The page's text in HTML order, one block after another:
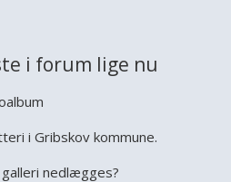
i forum lige nu
i Gribskov kommune.
nedlægges?